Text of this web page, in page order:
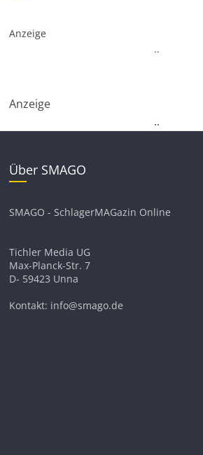
Anzeige
..
Anzeige
..
Über SMAGO
SMAGO - SchlagerMAGazin Online
Tichler Media UG
Max-Planck-Str. 7
D- 59423 Unna
Kontakt: info@smago.de